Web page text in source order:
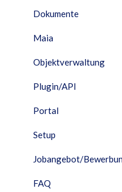
Dokumente
Maia
Objektverwaltung
Plugin/API
Portal
Setup
Jobangebot/
FAQ